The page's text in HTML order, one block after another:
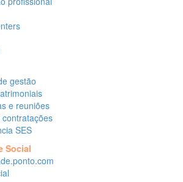
gestão
e reuniões
SES
Social